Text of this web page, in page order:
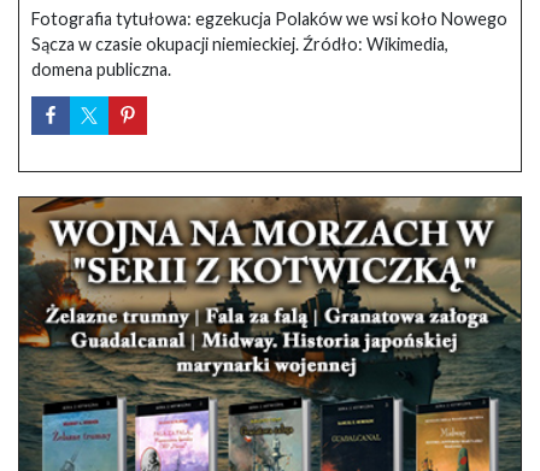
Fotografia tytułowa: egzekucja Polaków we wsi koło Nowego
Sącza w czasie okupacji niemieckiej. Źródło: Wikimedia,
domena publiczna.